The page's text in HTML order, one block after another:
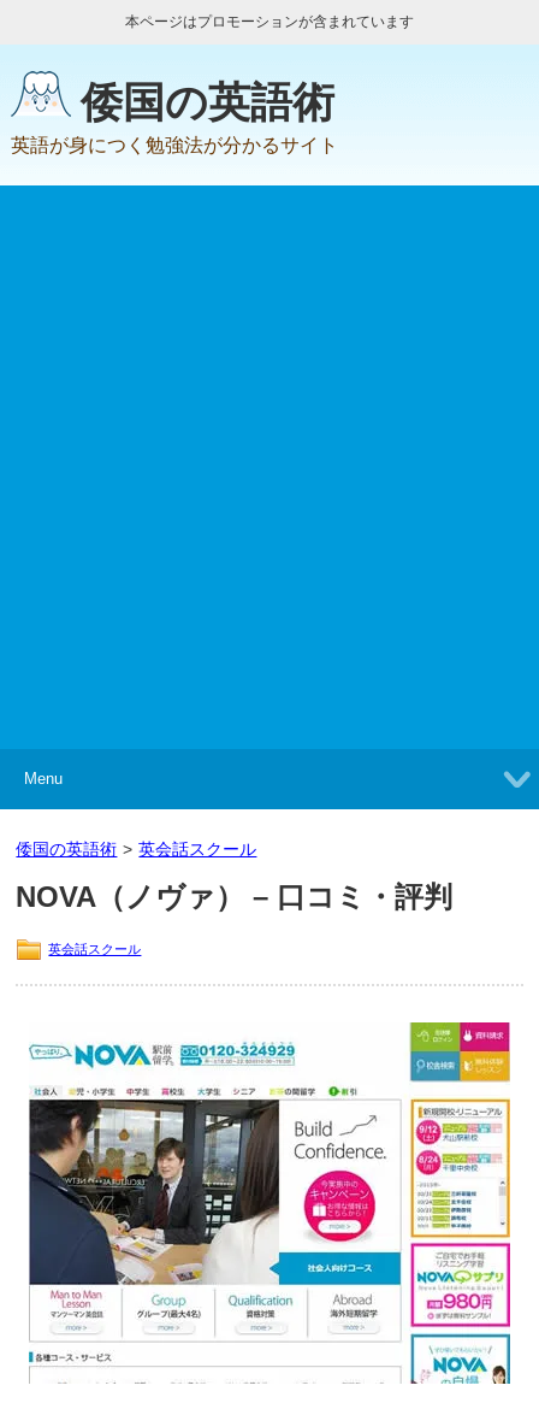
本ページはプロモーションが含まれています
倭国の英語術
英語が身につく勉強法が分かるサイト
Menu
倭国の英語術 > 英会話スクール
NOVA（ノヴァ） – 口コミ・評判
英会話スクール